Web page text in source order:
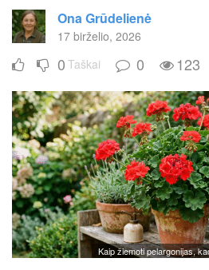
Ona Grūdelienė
17 birželio, 2026
0 Taškai 0 123
Kaip žiemoti pelargonijas,